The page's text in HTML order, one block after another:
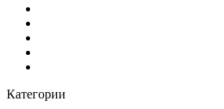
Категории